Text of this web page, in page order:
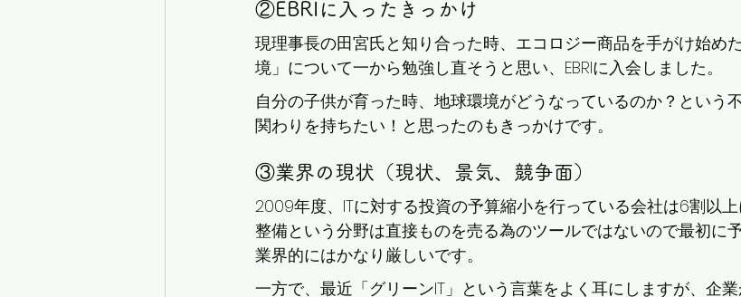
②EBRIに入ったきっかけ
現理事長の田宮氏と知り合った時、エコロジー商品を手がけ始め
境」について一から勉強し直そうと思い、EBRIに入会しました。
自分の子供が育った時、地球環境がどうなっているのか？という
関わりを持ちたい！と思ったのもきっかけです。
③業界の現状（現状、景気、競争面）
2009年度、ITに対する投資の予算縮小を行っている会社は6割以
整備という分野は直接ものを売る為のツールではないので最初に
業界的にはかなり厳しいです。
一方で、最近「グリーンIT」という言葉をよく耳にしますが、企